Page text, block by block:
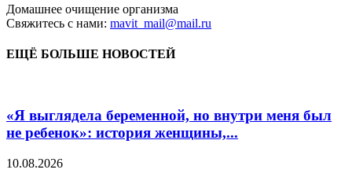
Домашнее очищение организма
Свяжитесь с нами: mavit_mail@mail.ru
ЕЩЁ БОЛЬШЕ НОВОСТЕЙ
«Я выглядела беременной, но внутри меня был
не ребенок»: история женщины,...
10.08.2026